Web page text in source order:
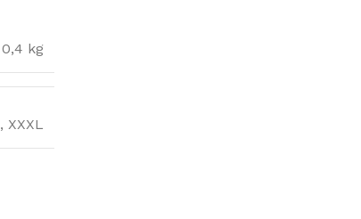
0,4 kg
, XXXL